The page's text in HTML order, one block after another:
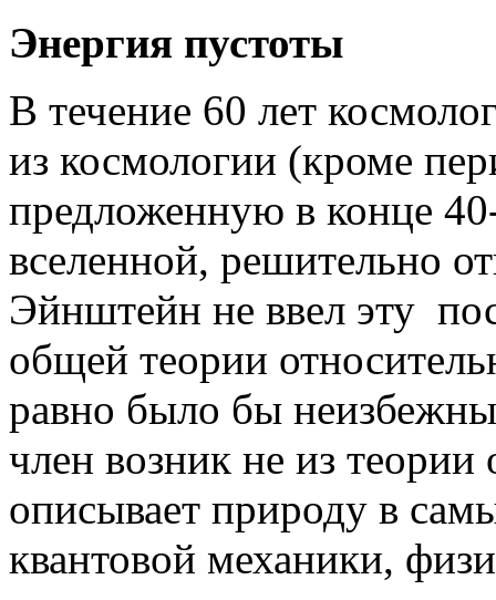
Энергия пустоты
В течение 60 лет
из космологии (кроме
предложенную в конце
вселенной, решительно
Эйнштейн не ввел эту
общей теории
равно было бы
член возник не из теории
описывает природу в
квантовой механики,